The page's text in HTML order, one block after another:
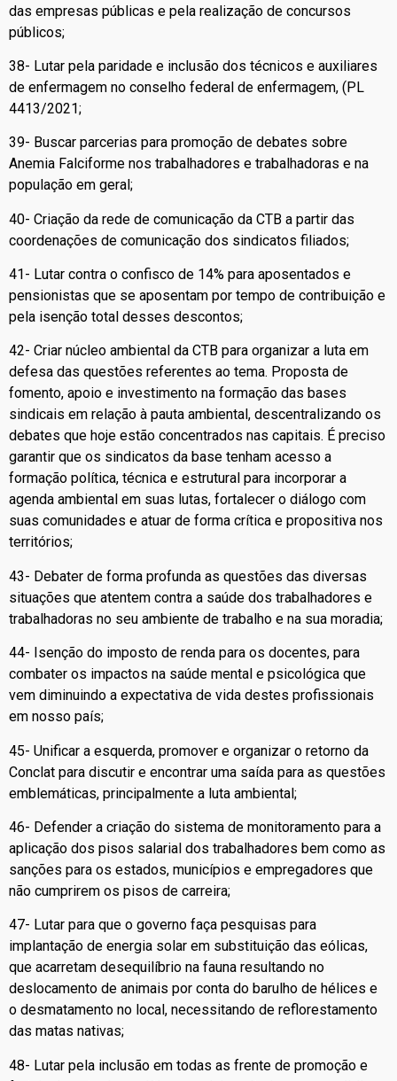
das empresas públicas e pela realização de concursos
públicos;
38- Lutar pela paridade e inclusão dos técnicos e auxiliares
de enfermagem no conselho federal de enfermagem, (PL
4413/2021;
39- Buscar parcerias para promoção de debates sobre
Anemia Falciforme nos trabalhadores e trabalhadoras e na
população em geral;
40- Criação da rede de comunicação da CTB a partir das
coordenações de comunicação dos sindicatos filiados;
41- Lutar contra o confisco de 14% para aposentados e
pensionistas que se aposentam por tempo de contribuição e
pela isenção total desses descontos;
42- Criar núcleo ambiental da CTB para organizar a luta em
defesa das questões referentes ao tema. Proposta de
fomento, apoio e investimento na formação das bases
sindicais em relação à pauta ambiental, descentralizando os
debates que hoje estão concentrados nas capitais. É preciso
garantir que os sindicatos da base tenham acesso a
formação política, técnica e estrutural para incorporar a
agenda ambiental em suas lutas, fortalecer o diálogo com
suas comunidades e atuar de forma crítica e propositiva nos
territórios;
43- Debater de forma profunda as questões das diversas
situações que atentem contra a saúde dos trabalhadores e
trabalhadoras no seu ambiente de trabalho e na sua moradia;
44- Isenção do imposto de renda para os docentes, para
combater os impactos na saúde mental e psicológica que
vem diminuindo a expectativa de vida destes profissionais
em nosso país;
45- Unificar a esquerda, promover e organizar o retorno da
Conclat para discutir e encontrar uma saída para as questões
emblemáticas, principalmente a luta ambiental;
46- Defender a criação do sistema de monitoramento para a
aplicação dos pisos salarial dos trabalhadores bem como as
sanções para os estados, municípios e empregadores que
não cumprirem os pisos de carreira;
47- Lutar para que o governo faça pesquisas para
implantação de energia solar em substituição das eólicas,
que acarretam desequilíbrio na fauna resultando no
deslocamento de animais por conta do barulho de hélices e
o desmatamento no local, necessitando de reflorestamento
das matas nativas;
48- Lutar pela inclusão em todas as frente de promoção e